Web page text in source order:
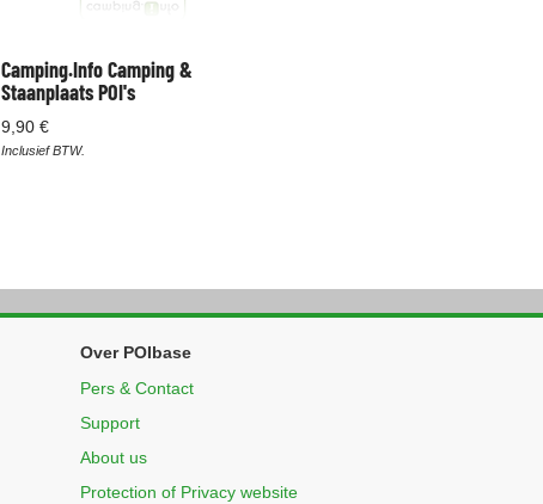
Camping.Info Camping &
Staanplaats POI's
9,90 €
Inclusief BTW.
Over POIbase
Pers & Contact
Support
About us
Protection of Privacy website